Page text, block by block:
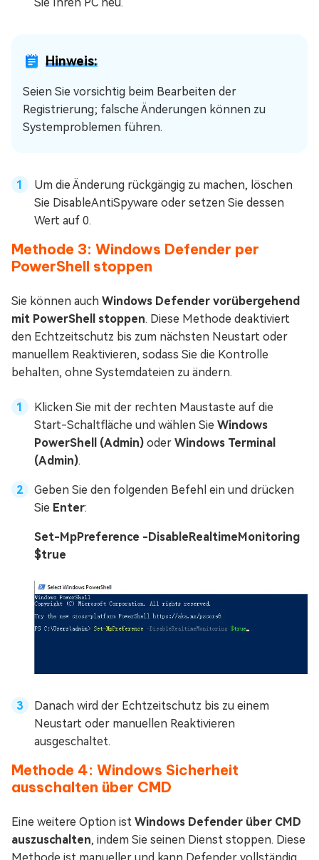
Hinweis:
Seien Sie vorsichtig beim Bearbeiten der
Registrierung; falsche Änderungen können zu
Systemproblemen führen.
Um die Änderung rückgängig zu machen, löschen
Sie DisableAntiSpyware oder setzen Sie dessen
Wert auf 0.
Methode 3: Windows Defender per
PowerShell stoppen
Sie können auch Windows Defender vorübergehend
mit PowerShell stoppen. Diese Methode deaktiviert
den Echtzeitschutz bis zum nächsten Neustart oder
manuellem Reaktivieren, sodass Sie die Kontrolle
behalten, ohne Systemdateien zu ändern.
Klicken Sie mit der rechten Maustaste auf die
Start-Schaltfläche und wählen Sie Windows
PowerShell (Admin) oder Windows Terminal
(Admin).
Geben Sie den folgenden Befehl ein und drücken
Sie Enter:
Set-MpPreference -DisableRealtimeMonitoring
$true
Danach wird der Echtzeitschutz bis zu einem
Neustart oder manuellen Reaktivieren
ausgeschaltet.
Methode 4: Windows Sicherheit
ausschalten über CMD
Eine weitere Option ist Windows Defender über CMD
auszuschalten, indem Sie seinen Dienst stoppen. Diese